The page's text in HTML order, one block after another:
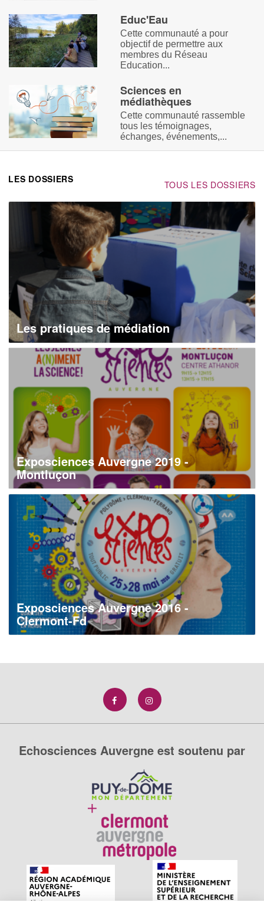
Educ'Eau
Cette communauté a pour
objectif de permettre aux
membres du Réseau
Education...
Sciences en
médiathèques
Cette communauté rassemble
tous les témoignages,
échanges, événements,...
TOUS LES DOSSIERS
LES DOSSIERS
Les pratiques de médiation
Exposciences Auvergne 2019 -
Montluçon
Exposciences Auvergne 2016 -
Clermont-Fd
Echosciences Auvergne est soutenu par